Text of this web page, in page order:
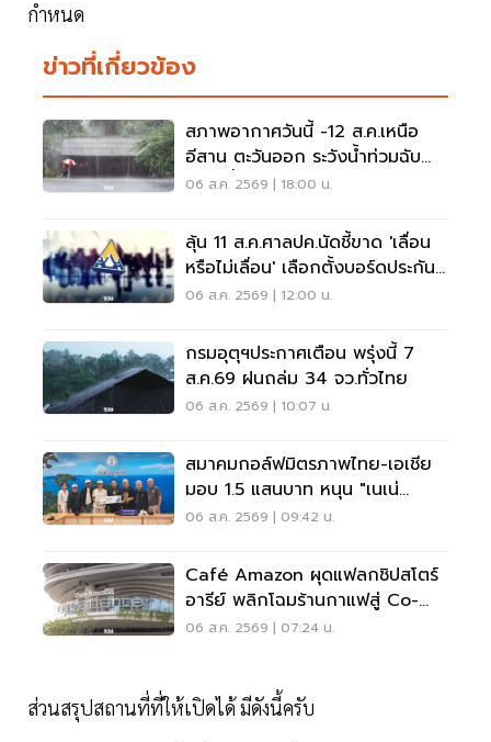
กำหนด
ข่าวที่เกี่ยวข้อง
สภาพอากาศวันนี้ -12 ส.ค.เหนือ
อีสาน ตะวันออก ระวังน้ำท่วมฉับ
พลัน น้ำป่าไหลหลาก
06 ส.ค. 2569 | 18:00 น.
ลุ้น 11 ส.ค.ศาลปค.นัดชี้ขาด 'เลื่อน
หรือไม่เลื่อน' เลือกตั้งบอร์ดประกัน
สังคม
06 ส.ค. 2569 | 12:00 น.
กรมอุตุฯประกาศเตือน พรุ่งนี้ 7
ส.ค.69 ฝนถล่ม 34 จว.ทั่วไทย
06 ส.ค. 2569 | 10:07 น.
สมาคมกอล์ฟมิตรภาพไทย-เอเชีย
มอบ 1.5 แสนบาท หนุน "เนเน่
รอยัล" ลุยเวทีที่สหรัฐ
06 ส.ค. 2569 | 09:42 น.
Café Amazon ผุดแฟลกชิปสโตร์
อารีย์ พลิกโฉมร้านกาแฟสู่ Co-
Working Space ครบวงจร
06 ส.ค. 2569 | 07:24 น.
ส่วนสรุปสถานที่ที่ให้เปิดได้ มีดังนี้ครับ